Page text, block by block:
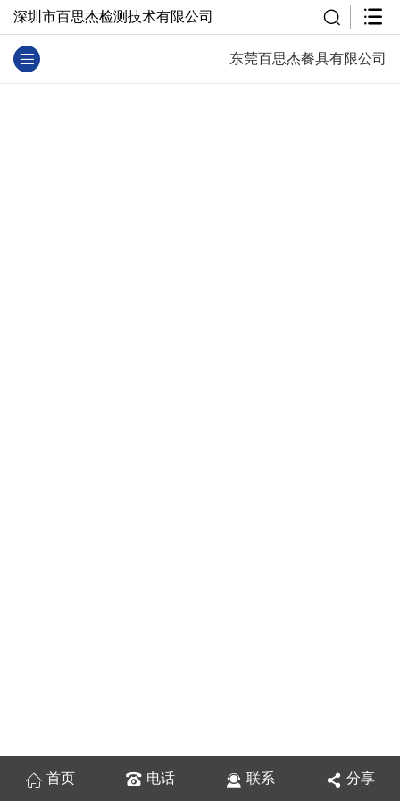
深圳市百思杰检测技术有限公司
东莞百思杰餐具有限公司
首页 电话 联系 分享